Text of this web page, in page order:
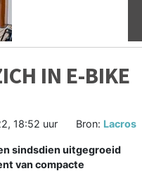
IN E-BIKE
18:52 uur Bron: Lacros
sindsdien uitgegroeid
van compacte